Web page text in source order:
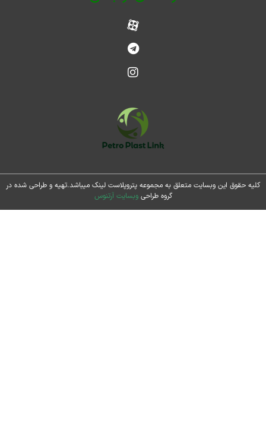
این وبسایت متعلق به مجموعه پتروپلاست لینک میباشد.تهیه و طراحی شده در
گروه طراحی وبسایت آرتنوس